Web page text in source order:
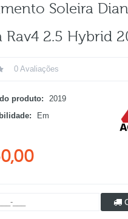
Soleira
Rav4 2.5 Hybrid
0 Avaliações
produto:
2019
Em